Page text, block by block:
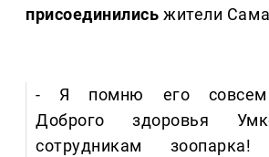
присоединились жители
- Я помню его совсем
Доброго здоровья
сотрудникам